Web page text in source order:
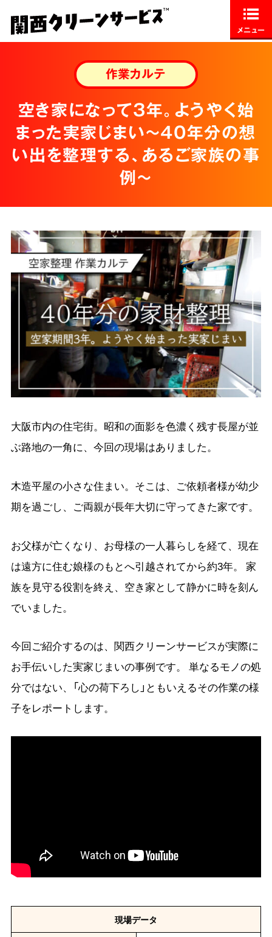
メニュー
空き家になって3年。ようやく始
まった実家じまい～40年分の想
い出を整理する、あるご家族の事
例～
作業カルテ
大阪市内の住宅街。昭和の面影を色濃く残す長屋が並
ぶ路地の一角に、今回の現場はありました。
木造平屋の小さな住まい。そこは、ご依頼者様が幼少
期を過ごし、ご両親が長年大切に守ってきた家です。
お父様が亡くなり、お母様の一人暮らしを経て、現在
は遠方に住む娘様のもとへ引越されてから約3年。 家
族を見守る役割を終え、空き家として静かに時を刻ん
でいました。
今回ご紹介するのは、関西クリーンサービスが実際に
お手伝いした実家じまいの事例です。 単なるモノの処
分ではない、「心の荷下ろし」ともいえるその作業の様
子をレポートします。
現場データ